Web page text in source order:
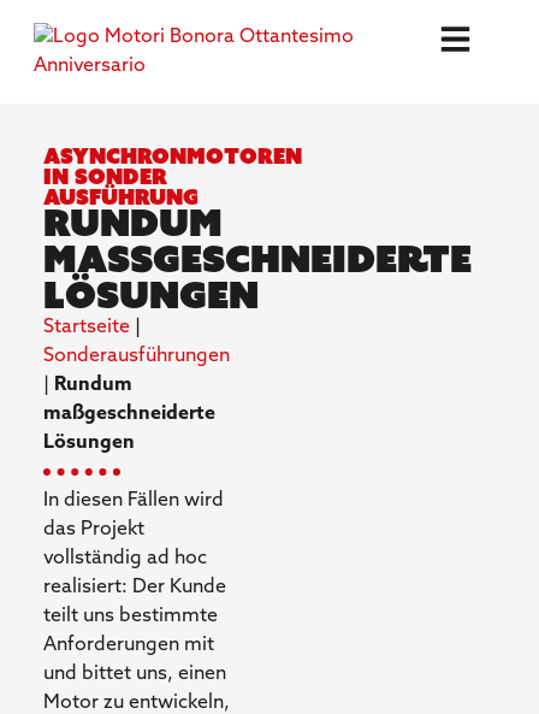
Asynchronmotoren
in Sonder
ausführung
Rundum
maßgeschneiderte
Lösungen
Startseite|
Sonderausführungen
Rundum
maßgeschneiderte
Lösungen
In diesen Fällen wird
das Projekt
vollständig ad hoc
realisiert: Der Kunde
teilt uns bestimmte
Anforderungen mit
und bittet uns, einen
Motor zu entwickeln,